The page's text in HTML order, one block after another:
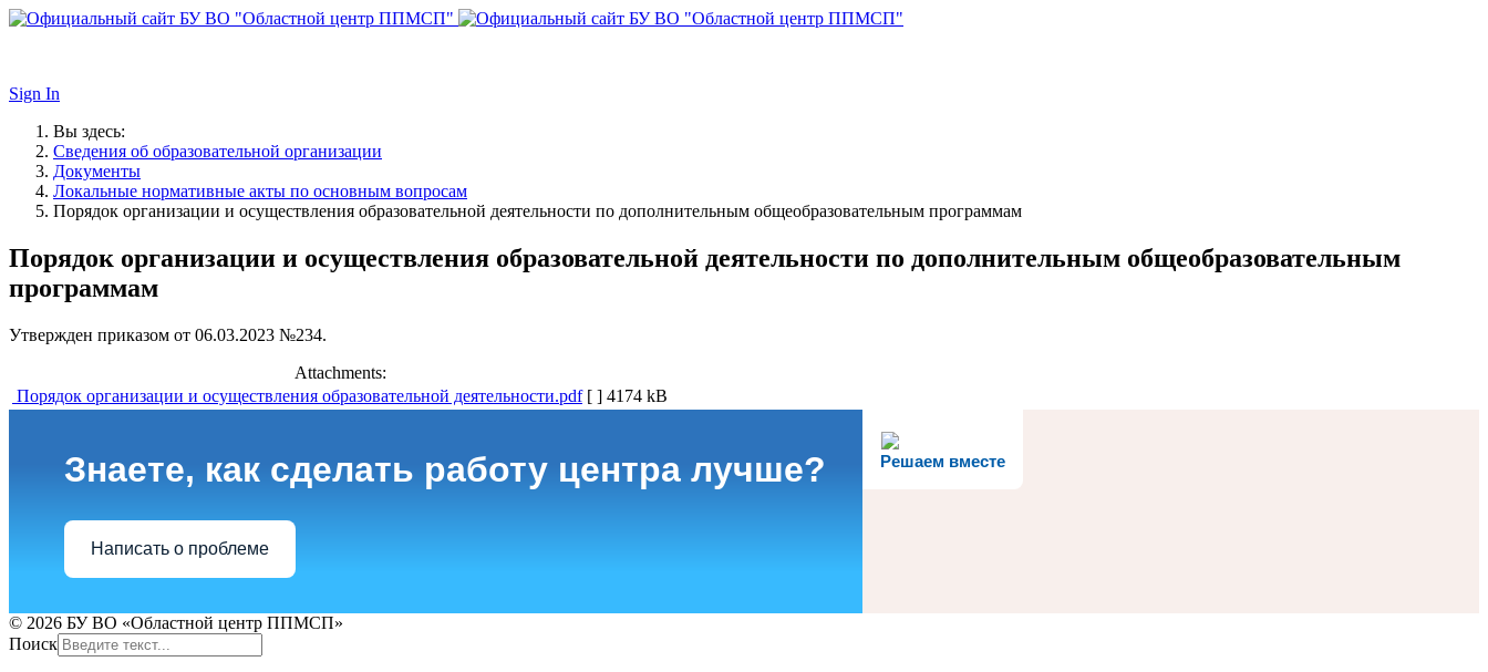
Sign In
Вы здесь:
Сведения об образовательной организации
Документы
Локальные нормативные акты по основным вопросам
Порядок организации и осуществления образовательной деятельности по дополнительным общеобразовательным программам
Порядок организации и осуществления образовательной деятельности по дополнительным общеобразовательным
программам
Утвержден приказом от 06.03.2023 №234.
Attachments:
Порядок организации и осуществления образовательной деятельности.pdf [ ] 4174 kB
Решаем вместе
Знаете, как сделать работу центра лучше?
Написать о проблеме
© 2026 БУ ВО «Областной центр ППМСП»
Поиск